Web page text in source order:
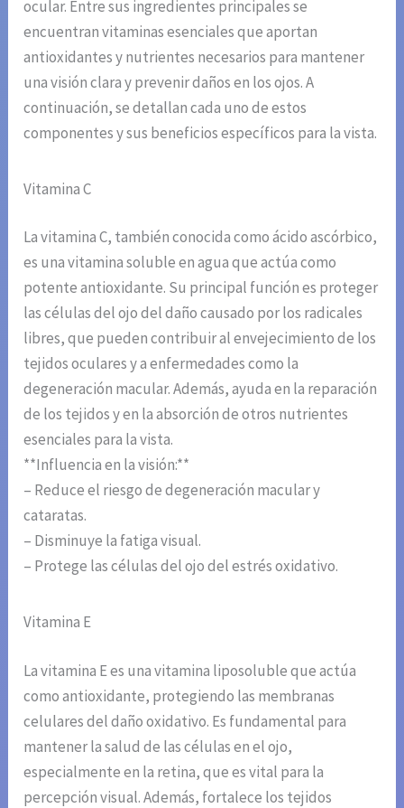
ocular. Entre sus ingredientes principales se
encuentran vitaminas esenciales que aportan
antioxidantes y nutrientes necesarios para mantener
una visión clara y prevenir daños en los ojos. A
continuación, se detallan cada uno de estos
componentes y sus beneficios específicos para la vista.
Vitamina C
La vitamina C, también conocida como ácido ascórbico,
es una vitamina soluble en agua que actúa como
potente antioxidante. Su principal función es proteger
las células del ojo del daño causado por los radicales
libres, que pueden contribuir al envejecimiento de los
tejidos oculares y a enfermedades como la
degeneración macular. Además, ayuda en la reparación
de los tejidos y en la absorción de otros nutrientes
esenciales para la vista.
**Influencia en la visión:**
– Reduce el riesgo de degeneración macular y
cataratas.
– Disminuye la fatiga visual.
– Protege las células del ojo del estrés oxidativo.
Vitamina E
La vitamina E es una vitamina liposoluble que actúa
como antioxidante, protegiendo las membranas
celulares del daño oxidativo. Es fundamental para
mantener la salud de las células en el ojo,
especialmente en la retina, que es vital para la
percepción visual. Además, fortalece los tejidos